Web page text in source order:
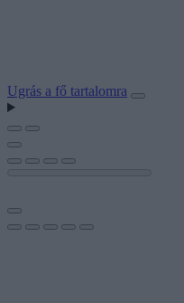
Ugrás a fő tartalomra